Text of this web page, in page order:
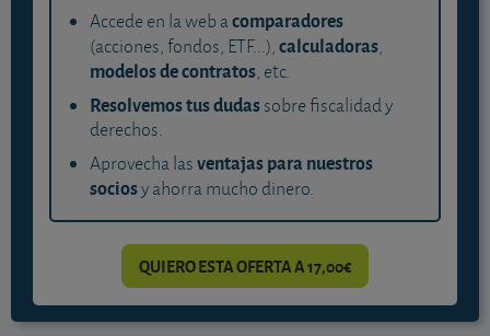
Accede en la web acomparadores
(acciones, fondos, ETF...),calculadoras,
modelos de contratos, etc.
Resolvemos tus dudassobre fiscalidad y
derechos.
Aprovecha lasventajas para nuestros
sociosy ahorra mucho dinero.
QUIERO ESTA OFERTA A 17,00€